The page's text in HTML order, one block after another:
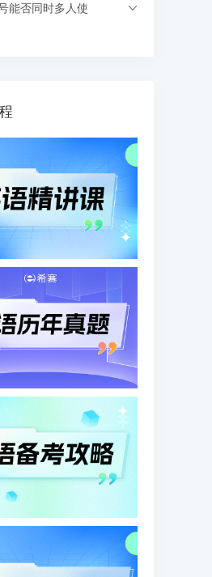
程菜单观看，有效期内随时
期是365天（具体参考产品
能否同时多人使
自动踢出最早登录的设备。